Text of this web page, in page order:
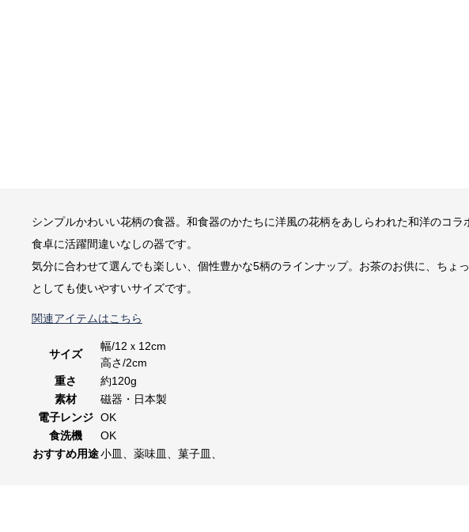
シンプルかわいい花柄の食器。和食器のかたちに洋風の花柄をあしらわれた和洋のコ
食卓に活躍間違いなしの器です。
気分に合わせて選んでも楽しい、個性豊かな5柄のラインナップ。お茶のお供に、ちょ
としても使いやすいサイズです。
関連アイテムはこちら
サイズ
幅/12ｘ12cm
高さ/2cm
重さ
約120g
素材
磁器・日本製
電子レンジ OK
食洗機
OK
おすすめ用途小皿、薬味皿、菓子皿、